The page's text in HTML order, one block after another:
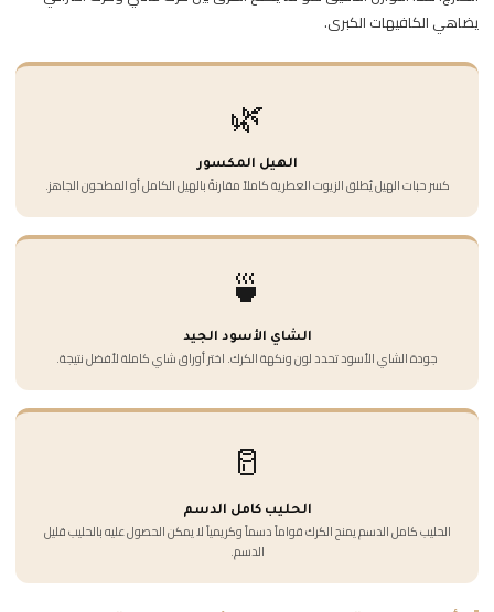
يضاهي الكافيهات الكبرى.
🌿
الهيل المكسور
كسر حبات الهيل يُطلق الزيوت العطرية كاملاً مقارنةً بالهيل الكامل أو المطحون الجاهز.
🍵
الشاي الأسود الجيد
جودة الشاي الأسود تحدد لون ونكهة الكرك. اختر أوراق شاي كاملة لأفضل نتيجة.
🥛
الحليب كامل الدسم
الحليب كامل الدسم يمنح الكرك قواماً دسماً وكريمياً لا يمكن الحصول عليه بالحليب قليل
الدسم.